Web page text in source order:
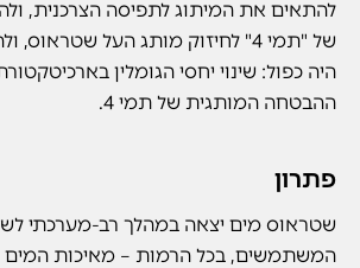
להתאים את המיתוג לתפיסה הצרכנית,
של "תמי 4" לחיזוק מותג העל
היה כפול: שינוי יחסי הגומלין
ההבטחה המותגית של תמי 4.
פתרון
שטראוס מים יצאה במהלך רב-מערכתי
המשתמשים, בכל הרמות – מאיכות המים